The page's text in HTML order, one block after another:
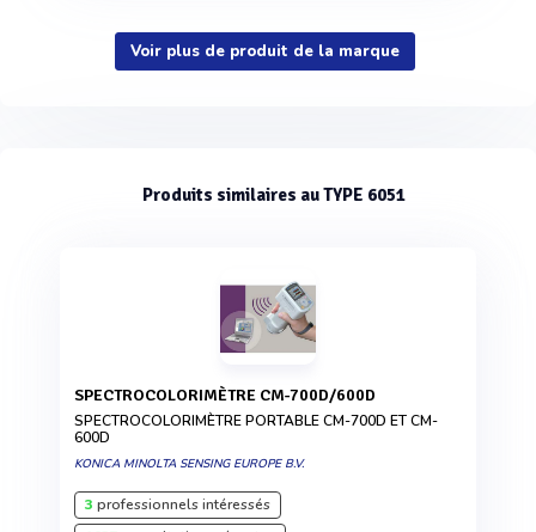
Voir plus de produit de la marque
Produits similaires au TYPE 6051
SPECTROCOLORIMÈTRE CM-700D/600D
SPECTROCOLORIMÈTRE PORTABLE CM-700D ET CM-
600D
KONICA MINOLTA SENSING EUROPE B.V.
3 professionnels intéressés